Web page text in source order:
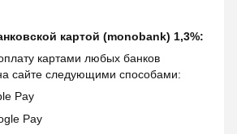
картой (monobank) 1,3%:
картами любых банков
сайте следующими способами:
Pay
Pay